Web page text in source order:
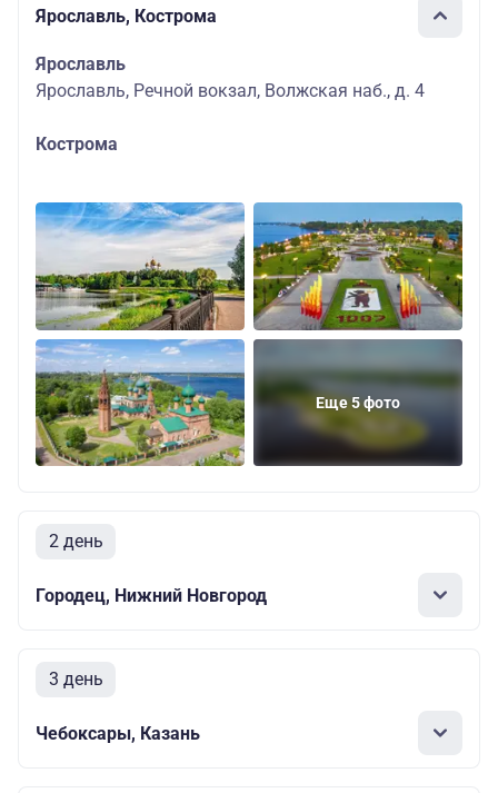
Ярославль, Кострома
Ярославль
Ярославль, Речной вокзал, Волжская наб., д. 4
Кострома
Еще 5 фото
2 день
Городец, Нижний Новгород
3 день
Чебоксары, Казань